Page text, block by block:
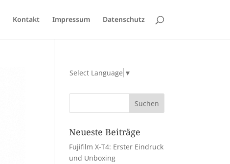
Kontakt Impressum Datenschutz
Select Language ▼
Neueste Beiträge
Fujifilm X-T4: Erster Eindruck
und Unboxing